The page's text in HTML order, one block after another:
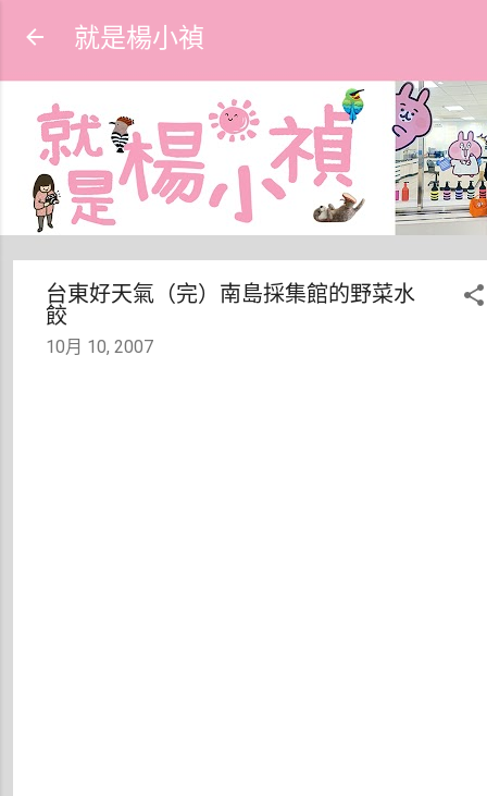
就是楊小禎
台東好天氣（完）南島採集館的野菜水
餃
10月 10, 2007